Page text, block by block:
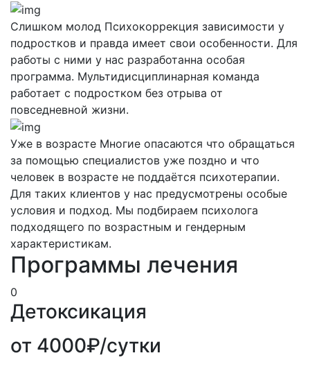
Слишком молод Психокоррекция зависимости у
подростков и правда имеет свои особенности. Для
работы с ними у нас разработанна особая
программа. Мультидисциплинарная команда
работает с подростком без отрыва от
повседневной жизни.
Уже в возрасте Многие опасаются что обращаться
за помощью специалистов уже поздно и что
человек в возрасте не поддаётся психотерапии.
Для таких клиентов у нас предусмотрены особые
условия и подход. Мы подбираем психолога
подходящего по возрастным и гендерным
характеристикам.
Программы лечения
0
Детоксикация
от 4000₽/сутки